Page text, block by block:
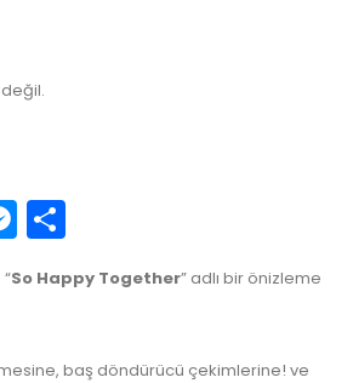
Messenger
So Happy Together” adlı bir önizleme
baş döndürücü çekimlerine! ve